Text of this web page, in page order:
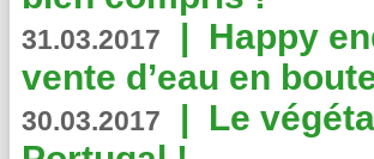
31.03.2017 | Happy
vente d’eau en
30.03.2017 | Le